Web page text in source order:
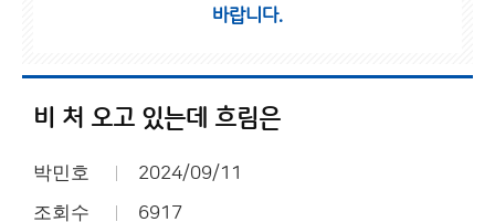
바랍니다.
비 처 오고 있는데 흐림은
박민호 2024/09/11
조회수 6917